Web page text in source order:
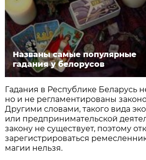
Названы самые популярные
гадания у белорусов
Гадания в Республике Беларусь
но и не регламентированы
Другими словами, такого вида
или предпринимательской
закону не существует, поэтому
зарегистрироваться
магии нельзя.